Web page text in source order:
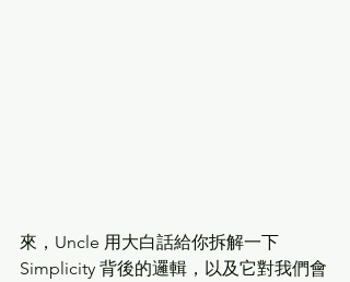
來，Uncle 用大白話給你拆解一下
Simplicity 背後的邏輯，以及它對我們會